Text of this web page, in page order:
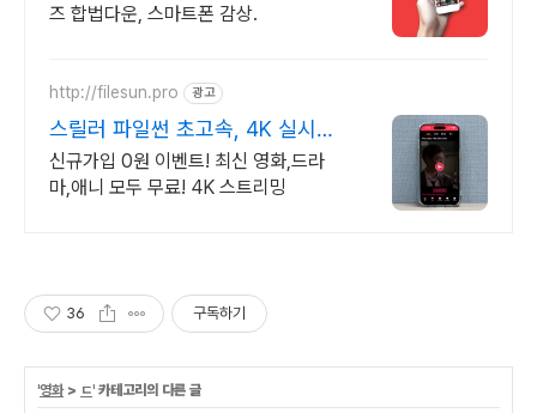
즈 합법다운, 스마트폰 감상.
http://filesun.pro 광고
스릴러 파일썬 초고속, 4K 실시간
보기!
신규가입 0원 이벤트! 최신 영화,드라
마,애니 모두 무료! 4K 스트리밍
36 구독하기
'영화> ㄷ' 카테고리의 다른 글